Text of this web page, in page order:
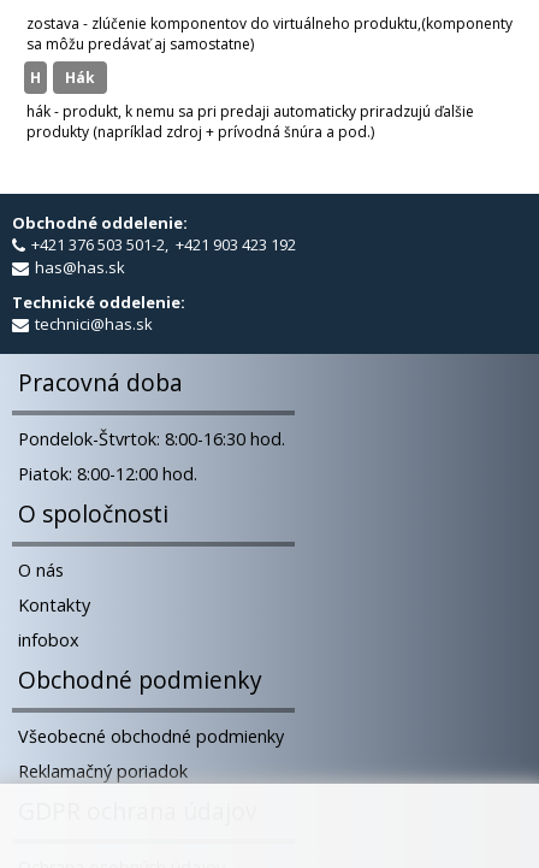
zostava - zlúčenie komponentov do virtuálneho produktu,(komponenty
sa môžu predávať aj samostatne)
H
hák
hák - produkt, k nemu sa pri predaji automaticky priradzujú ďalšie
produkty (napríklad zdroj + prívodná šnúra a pod.)
Obchodné oddelenie:
+421 376 503 501-2, +421 903 423 192
has@has.sk
Technické oddelenie:
technici@has.sk
Pracovná doba
Pondelok-Štvrtok: 8:00-16:30 hod.
Piatok: 8:00-12:00 hod.
O spoločnosti
O nás
Kontakty
infobox
Obchodné podmienky
Všeobecné obchodné podmienky
Reklamačný poriadok